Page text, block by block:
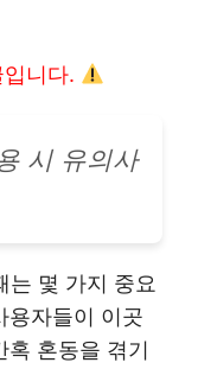
니다.
시 유의사
는 몇 가지 중요
용자들이 이곳
혹 혼동을 겪기